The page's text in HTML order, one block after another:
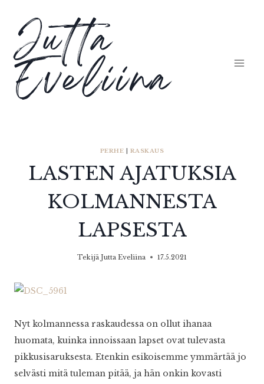
sisältöön
Jutta
Eveliina
PERHE | RASKAUS
LASTEN AJATUKSIA
KOLMANNESTA
LAPSESTA
Tekijä Jutta Eveliina 17.5.2021
Nyt kolmannessa raskaudessa on ollut ihanaa
huomata, kuinka innoissaan lapset ovat tulevasta
pikkusisaruksesta. Etenkin esikoisemme ymmärtää jo
selvästi mitä tuleman pitää, ja hän onkin kovasti